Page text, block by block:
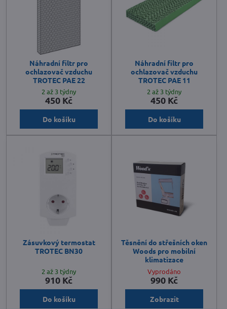
Náhradní filtr pro
ochlazovač vzduchu
TROTEC PAE 22
2 až 3 týdny
450 Kč
Do košíku
Náhradní filtr pro
ochlazovač vzduchu
TROTEC PAE 11
2 až 3 týdny
450 Kč
Do košíku
Zásuvkový termostat
TROTEC BN30
2 až 3 týdny
910 Kč
Do košíku
Těsnění do střešních oken
Woods pro mobilní
klimatizace
Vyprodáno
990 Kč
Zobrazit